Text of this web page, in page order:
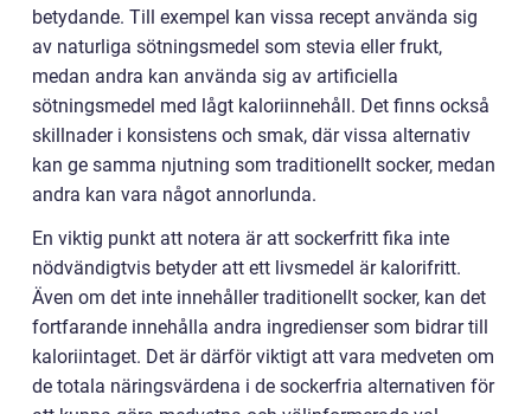
betydande. Till exempel kan vissa recept använda sig
av naturliga sötningsmedel som stevia eller frukt,
medan andra kan använda sig av artificiella
sötningsmedel med lågt kaloriinnehåll. Det finns också
skillnader i konsistens och smak, där vissa alternativ
kan ge samma njutning som traditionellt socker, medan
andra kan vara något annorlunda.
En viktig punkt att notera är att sockerfritt fika inte
nödvändigtvis betyder att ett livsmedel är kalorifritt.
Även om det inte innehåller traditionellt socker, kan det
fortfarande innehålla andra ingredienser som bidrar till
kaloriintaget. Det är därför viktigt att vara medveten om
de totala näringsvärdena i de sockerfria alternativen för